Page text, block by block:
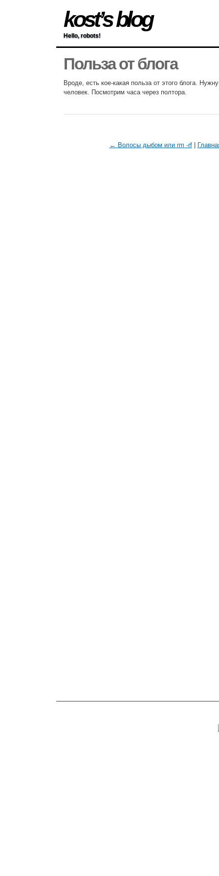
kost’s blog
Hello, robots!
Польза от блога
Вроде, есть кое-какая польза от этого блога.
человек. Посмотрим часа через полтора.
← Волосы дыбом или rm -rf|